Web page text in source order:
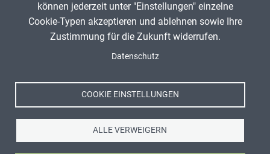
Titel, Jahr:Buchstaben
Public Domain Dedication CC0 1.0 Universell
Spenden
Impressum
können jederzeit unter "Einstellungen" einzelne
Cookie-Typen akzeptieren und ablehnen sowie Ihre
Zustimmung für die Zukunft widerrufen.
Datenschutz
COOKIE EINSTELLUNGEN
ALLE VERWEIGERN